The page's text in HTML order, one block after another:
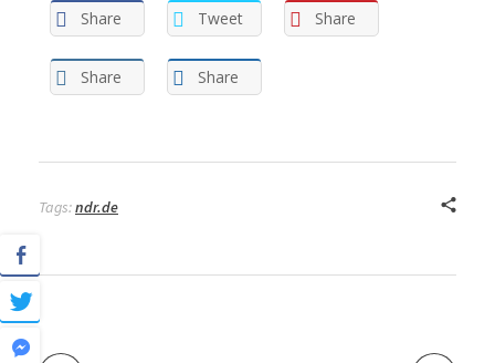
Share Tweet Share
Share Share
Tags:ndr.de